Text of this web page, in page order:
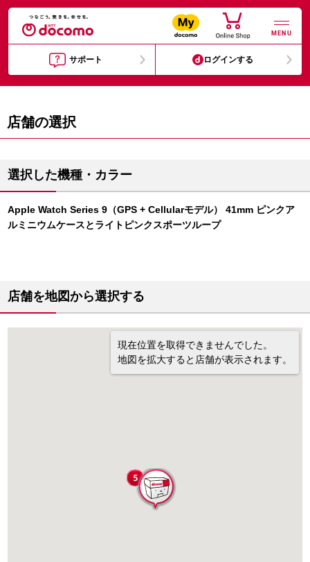
MENU
サポート ログインする
店舗の選択
選択した機種・カラー
Apple Watch Series 9（GPS + Cellularモデル） 41mm ピンクア
ルミニウムケースとライトピンクスポーツループ
店舗を地図から選択する
現在位置を取得できませんでした。
地図を拡大すると店舗が表示されます。